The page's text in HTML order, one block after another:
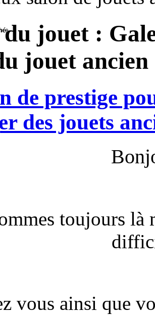
du jouet :
jouet
de prestige
des jouets
toujours là
vous ainsi que